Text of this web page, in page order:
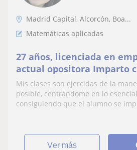
Madrid Capital, Alcorcón, Boa...
Matemáticas aplicadas
27 años, licenciada en
actual opositora Imparto
universitario, primaria
más de siete años de
Mis clases son ejercidas de la
posible, centrándome en lo
consiguiendo que el alumno se
ver más